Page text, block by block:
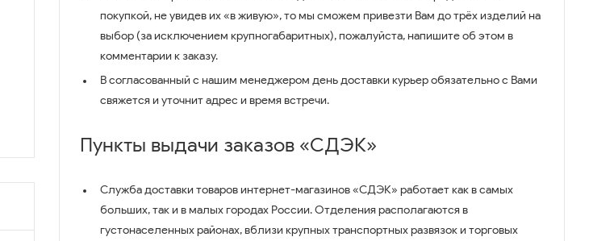
покупкой, не увидев их «в живую», то мы сможем привезти Вам до трёх изделий на
выбор (за исключением крупногабаритных), пожалуйста, напишите об этом в
комментарии к заказу.
В согласованный с нашим менеджером день доставки курьер обязательно с Вами
свяжется и уточнит адрес и время встречи.
Пункты выдачи заказов «СДЭК»
Служба доставки товаров интернет-магазинов «СДЭК» работает как в самых
больших, так и в малых городах России. Отделения располагаются в
густонаселенных районах, вблизи крупных транспортных развязок и торговых